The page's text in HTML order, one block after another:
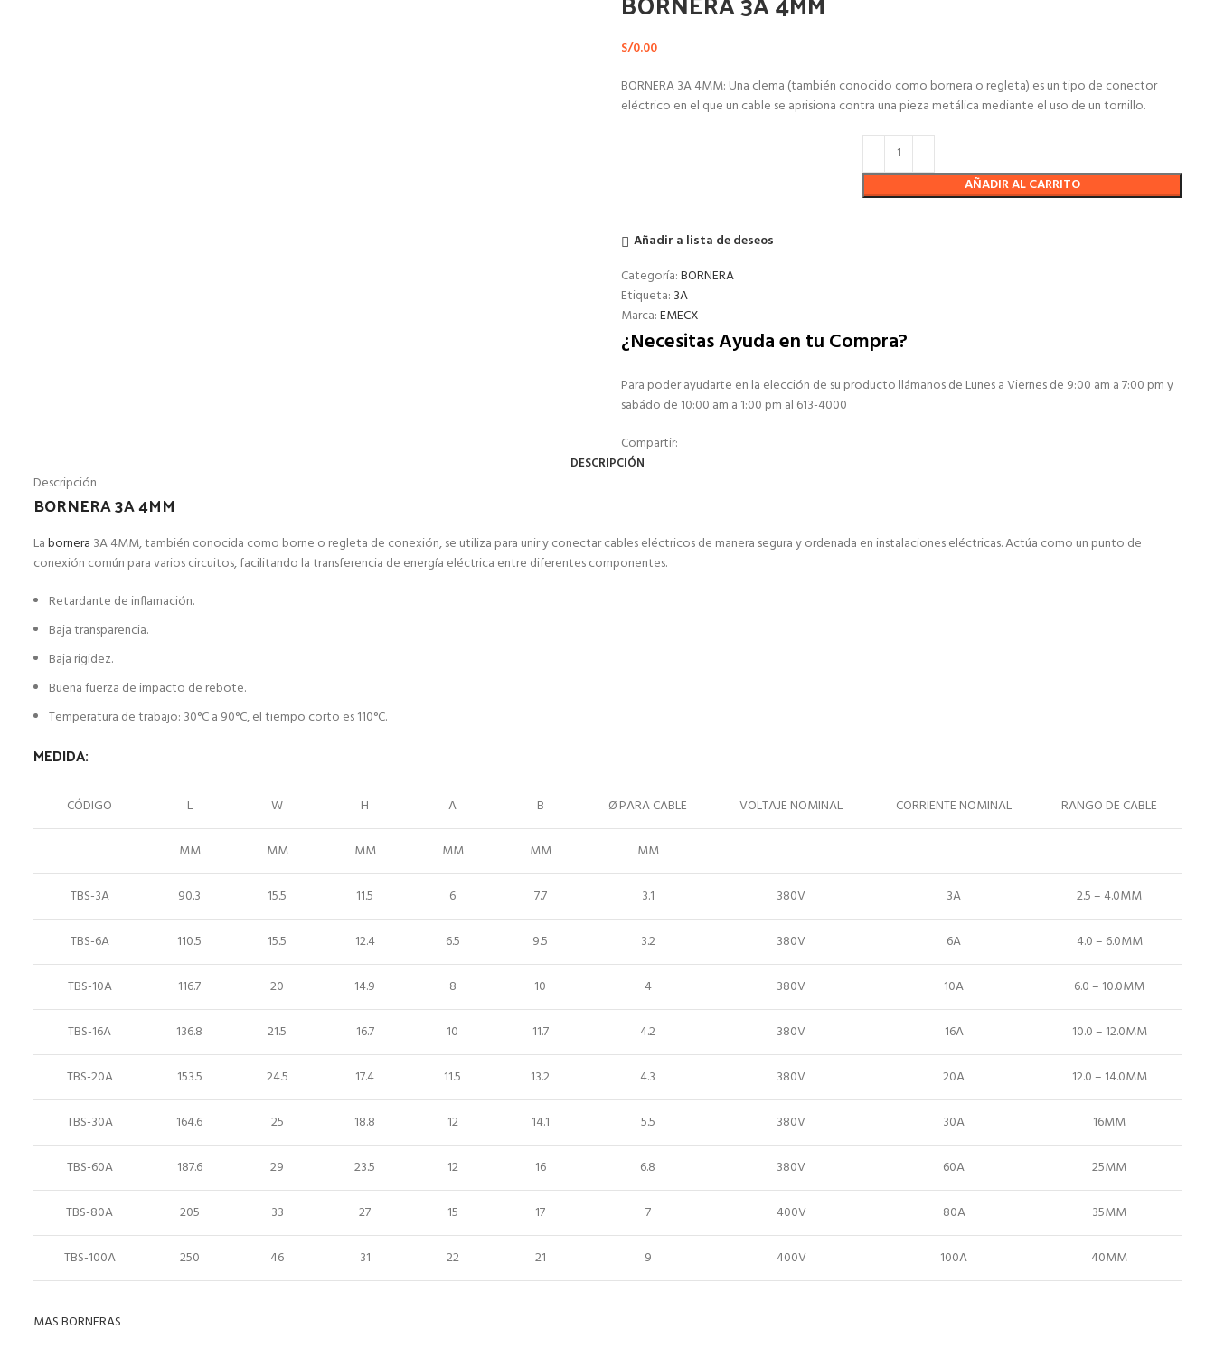
S/0.00
BORNERA 3A 4MM: Una clema (también conocido como bornera o regleta) es un tipo de conector
eléctrico en el que un cable se aprisiona contra una pieza metálica mediante el uso de un tornillo.
AÑADIR AL CARRITO
Añadir a lista de deseos
Categoría:BORNERA
Etiqueta: 3A
Marca:EMECX
¿Necesitas Ayuda en tu Compra?
Para poder ayudarte en la elección de su producto llámanos de Lunes a Viernes de 9:00 am a 7:00 pm y
sabádo de 10:00 am a 1:00 pm al 613-4000
Compartir:
DESCRIPCIÓN
Descripción
BORNERA 3A 4MM
Labornera 3A 4MM, también conocida como borne o regleta de conexión, se utiliza para unir y conectar cables eléctricos de manera segura y ordenada en instalaciones eléctricas. Actúa como un punto de
conexión común para varios circuitos, facilitando la transferencia de energía eléctrica entre diferentes componentes.
Retardante de inflamación.
Baja transparencia.
Baja rigidez.
Buena fuerza de impacto de rebote.
Temperatura de trabajo: 30°C a 90°C, el tiempo corto es 110°C.
MEDIDA:
CÓDIGO L W H A B Ø PARA CABLE VOLTAJE NOMINAL CORRIENTE NOMINAL RANGO DE CABLE
MM MM MM MM MM MM
TBS-3A 90.3 15.5 11.5 6 7.7 3.1 380V 3A 2.5 – 4.0MM
TBS-6A 110.5 15.5 12.4 6.5 9.5 3.2 380V 6A 4.0 – 6.0MM
TBS-10A 116.7 20 14.9 8 10 4 380V 10A 6.0 – 10.0MM
TBS-16A 136.8 21.5 16.7 10 11.7 4.2 380V 16A 10.0 – 12.0MM
TBS-20A 153.5 24.5 17.4 11.5 13.2 4.3 380V 20A 12.0 – 14.0MM
TBS-30A 164.6 25 18.8 12 14.1 5.5 380V 30A 16MM
TBS-60A 187.6 29 23.5 12 16 6.8 380V 60A 25MM
TBS-80A 205 33 27 15 17 7 400V 80A 35MM
TBS-100A 250 46 31 22 21 9 400V 100A 40MM
MAS BORNERAS